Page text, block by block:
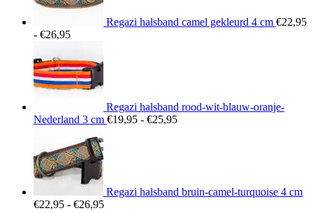
Regazi halsband camel gekleurd 4 cm €22,95
- €26,95Prijsklasse:
tot
€26,95
Regazi halsband rood-wit-blauw-oranje-
Nederland 3 cm €19,95 - €25,95Prijsklasse:
Regazi halsband bruin-camel-turquoise 4 cm
€22,95 - €26,95Prijsklasse: